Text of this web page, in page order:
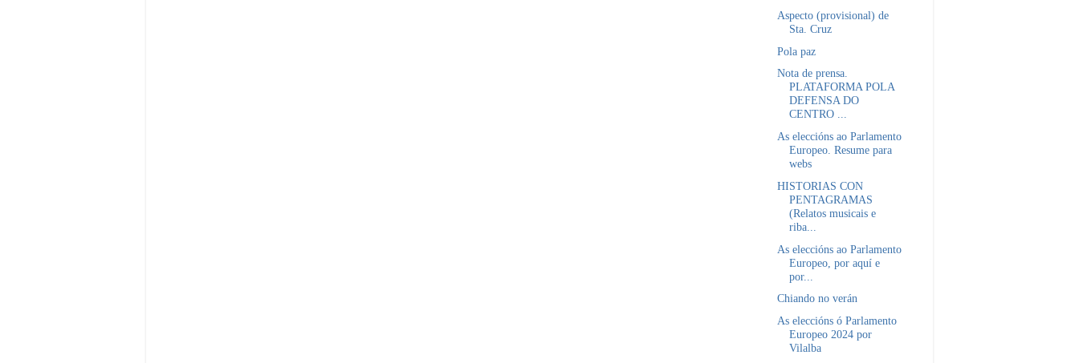
Aspecto (provisional) de
Sta. Cruz
Pola paz
Nota de prensa.
PLATAFORMA POLA
DEFENSA DO
CENTRO ...
As eleccións ao Parlamento
Europeo. Resume para
webs
HISTORIAS CON
PENTAGRAMAS
(Relatos musicais e
riba...
As eleccións ao Parlamento
Europeo, por aquí e
por...
Chiando no verán
As eleccións ó Parlamento
Europeo 2024 por
Vilalba